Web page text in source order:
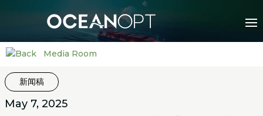
Media Room
新闻稿
May 7, 2025